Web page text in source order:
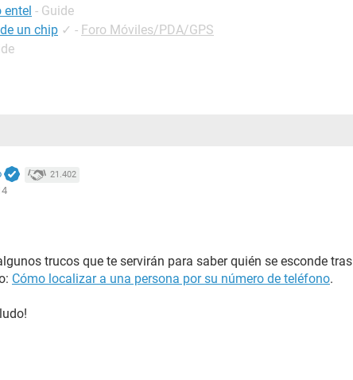
entel - Guide
un chip ✓ - Foro Móviles/PDA/GPS
21.402
trucos que te servirán para saber quién se esconde tras
Cómo localizar a una persona por su número de teléfono.